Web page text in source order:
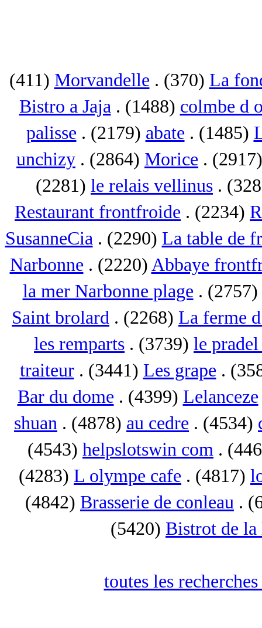
(411) Morvandelle . (370) La
Bistro a Jaja. (1488) colmbe d
palisse . (2179) abate . (1485)
unchizy . (2864) Morice .
(2281) le relais vellinus .
Restaurant frontfroide . (2234)
SusanneCia. (2290) La table de
Narbonne . (2220) Abbaye
la mer Narbonne plage . (2757)
Saint brolard . (2268) La ferme
les remparts . (3739) le
traiteur. (3441) Les grape .
Bar du dome . (4399) Lelanceze
shuan . (4878) au cedre . (4534)
(4543) helpslotswin com .
(4283) L olympe cafe . (4817)
(4842) Brasserie de conleau .
(5420) Bistrot de la
toutes les